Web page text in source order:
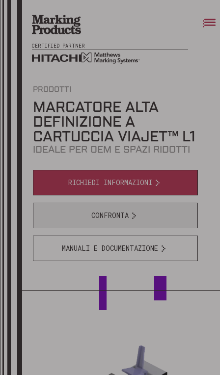
CERTIFIED PARTNER
PRODOTTI
MARCATORE ALTA
DEFINIZIONE A
CARTUCCIA VIAJET™ L1
IDEALE PER OEM E SPAZI RIDOTTI
RICHIEDI INFORMAZIONI
CONFRONTA
MANUALI E DOCUMENTAZIONE